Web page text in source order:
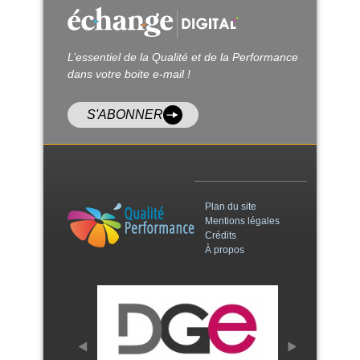
L’essentiel de la Qualité et de la Performance
dans votre boite e-mail !
S'ABONNER
Plan du site
Mentions légales
Crédits
À propos